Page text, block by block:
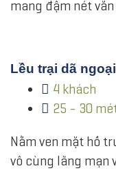
mang đậm nét
Lều trại dã
4 khách
25 - 30
Nằm ven mặt hồ
vô cùng lãng mạn